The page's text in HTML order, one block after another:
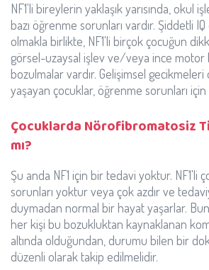
NF1'li bireylerin yaklaşık yarısında, okul
bazı öğrenme sorunları vardır. Şiddetli
olmakla birlikte, NF1'li birçok çocuğun
görsel-uzaysal işlev ve/veya ince motor
bozulmalar vardır. Gelişimsel
yaşayan çocuklar, öğrenme sorunları
Çocuklarda Nörofibromatosiz
mı?
Şu anda NF1 için bir tedavi yoktur. NF1'li
sorunları yoktur veya çok azdır ve
duymadan normal bir hayat yaşarlar.
her kişi bu bozukluktan kaynaklanan
altında olduğundan, durumu bilen bir
düzenli olarak takip edilmelidir.